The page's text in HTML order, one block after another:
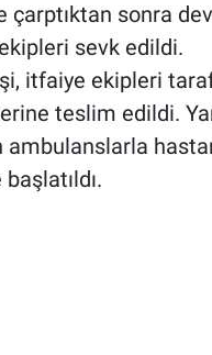
çarptıktan sonra
sevk edildi.
itfaiye ekipleri
teslim edildi.